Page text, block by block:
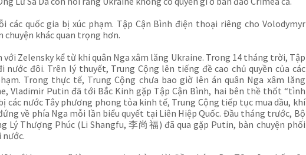
các quốc gia bị xúc phạm. Tập Cận Bình điện thoại riêng cho Volodymyr
chuyện khác quan trọng hơn.
Zelensky kể từ khi quân Nga xâm lăng Ukraine. Trong 14 tháng trời, Tập
nước đôi. Trên lý thuyết, Trung Cộng lên tiếng đề cao chủ quyền của các
Trong thực tế, Trung Cộng chưa bao giờ lên án quân Nga xâm lăng
Vladimir Putin đã tới Bắc Kinh gặp Tập Cận Bình, hai bên thề thốt “tình
các nước Tây phương phong tỏa kinh tế, Trung Cộng tiếp tục mua dầu, khí
về phía Nga mỗi lần biểu quyết tại Liên Hiệp Quốc. Đầu tháng trước, Bộ
Lý Thượng Phúc (Li Shangfu, 李尚福) đã qua gặp Putin, bàn chuyện phối
nước.